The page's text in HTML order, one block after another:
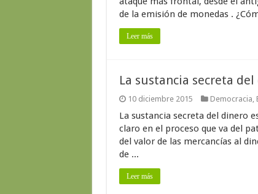
de la emisión de monedas .
Leer más
La sustancia secreta
10 diciembre 2015 Democracia,
La sustancia secreta del dinero
claro en el proceso que va del
del valor de las mercancías al
de ...
Leer más